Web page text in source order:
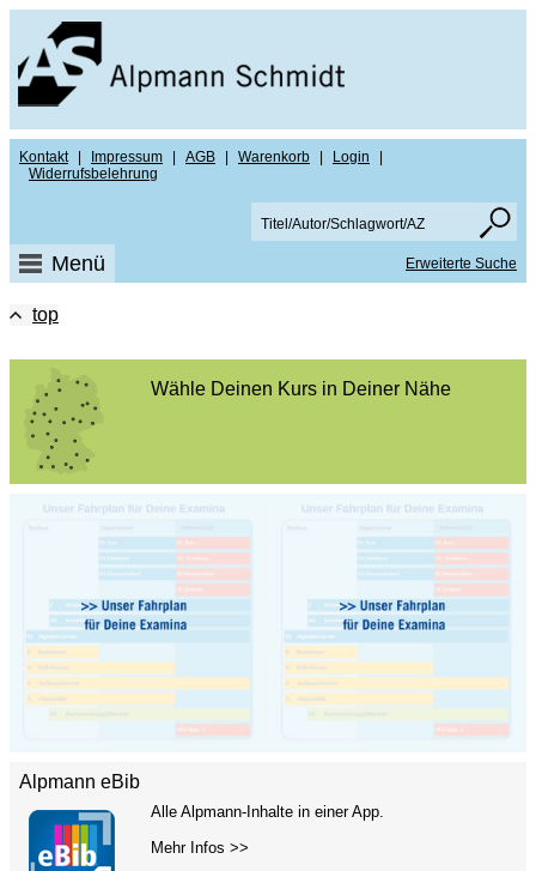
Kontakt Impressum AGB Warenkorb Login
Widerrufsbelehrung
Menü Erweiterte Suche
top
Wähle Deinen Kurs in Deiner Nähe
Alpmann eBib
Alle Alpmann-Inhalte in einer App.
Mehr Infos >>